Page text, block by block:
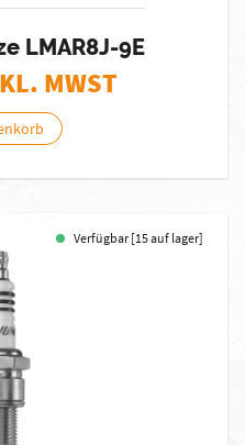
LMAR8J-9E
MWST
Verfügbar [15 auf lager]